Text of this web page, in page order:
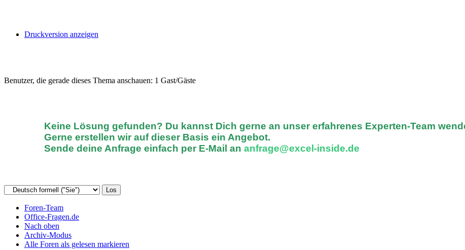
Druckversion anzeigen
Benutzer, die gerade dieses Thema anschauen: 1 Gast/Gäste
Keine Lösung gefunden? Du kannst Dich gerne an unser erfahrenes Experten-Team
Gerne erstellen wir auf dieser Basis ein Angebot.
Sende deine Anfrage einfach per E-Mail an anfrage@excel-inside.de
Foren-Team
Office-Fragen.de
Nach oben
Archiv-Modus
Alle Foren als gelesen markieren